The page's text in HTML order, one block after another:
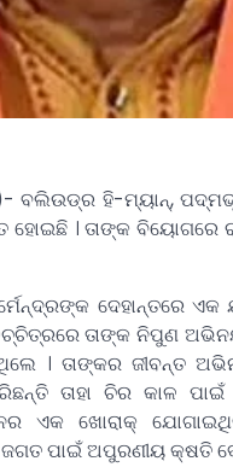
ହି-ମ୍ୟାନ୍‌,
ହୋଇଛି । ତାଙ୍କ
ଦେହାନ୍ତରେ
ତାଙ୍କ ନିପୁଣ
। ତାଙ୍କର ଜୀବନ୍ତ
ତାହା ଚିର କାଳ
ଏକ ଖୋରାକ୍
ପାଇଁ ଅପୁରଣୀୟ କ୍ଷତି